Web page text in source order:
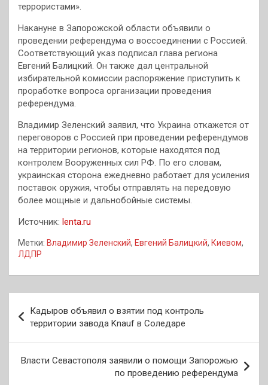
террористами».
Накануне в Запорожской области объявили о
проведении референдума о воссоединении с Россией.
Соответствующий указ подписал глава региона
Евгений Балицкий. Он также дал центральной
избирательной комиссии распоряжение приступить к
проработке вопроса организации проведения
референдума.
Владимир Зеленский заявил, что Украина откажется от
переговоров с Россией при проведении референдумов
на территории регионов, которые находятся под
контролем Вооруженных сил РФ. По его словам,
украинская сторона ежедневно работает для усиления
поставок оружия, чтобы отправлять на передовую
более мощные и дальнобойные системы.
Источник: lenta.ru
Метки: Владимир Зеленский, Евгений Балицкий, Киевом,
ЛДПР
по
записям
Кадыров объявил о взятии под контроль
территории завода Knauf в Соледаре
Власти Севастополя заявили о помощи Запорожью
по проведению референдума